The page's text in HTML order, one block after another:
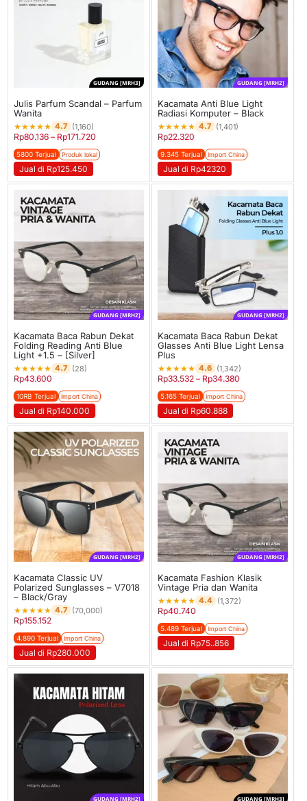
GUDANG [MRH3]
Julis Parfum Scandal – Parfum
Wanita
★★★★★ 4.7 (1,160)
Rp80.136 – Rp171.720
5800 Terjual Produk lokal
Jual di Rp125.450
GUDANG [MRH2]
Kacamata Anti Blue Light
Radiasi Komputer – Black
★★★★★ 4.7 (1,401)
Rp22.320
9.345 Terjual Import China
Jual di Rp42320
GUDANG [MRH2]
Kacamata Baca Rabun Dekat
Folding Reading Anti Blue
Light +1.5 – [Silver]
★★★★★ 4.7 (28)
Rp43.600
10RB Terjual Import China
Jual di Rp140.000
GUDANG [MRH2]
Kacamata Baca Rabun Dekat
Glasses Anti Blue Light Lensa
Plus
★★★★★ 4.6 (1,342)
Rp33.532 – Rp34.380
5.165 Terjual Import China
Jual di Rp60.888
GUDANG [MRH2]
Kacamata Classic UV
Polarized Sunglasses – V7018
– Black/Gray
★★★★★ 4.7 (70,000)
Rp155.152
4.890 Terjual Import China
Jual di Rp280.000
GUDANG [MRH2]
Kacamata Fashion Klasik
Vintage Pria dan Wanita
★★★★★ 4.4 (1,372)
Rp40.740
5.489 Terjual Import China
Jual di Rp75..856
GUDANG [MRH2] GUDANG [MRH3]